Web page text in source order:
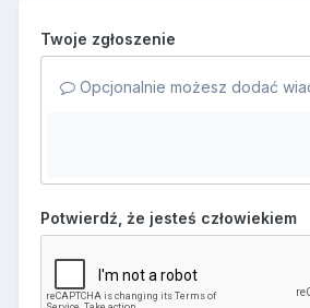
Twoje zgłoszenie
Opcjonalnie możesz dodać
Potwierdź, że jesteś człowiekiem